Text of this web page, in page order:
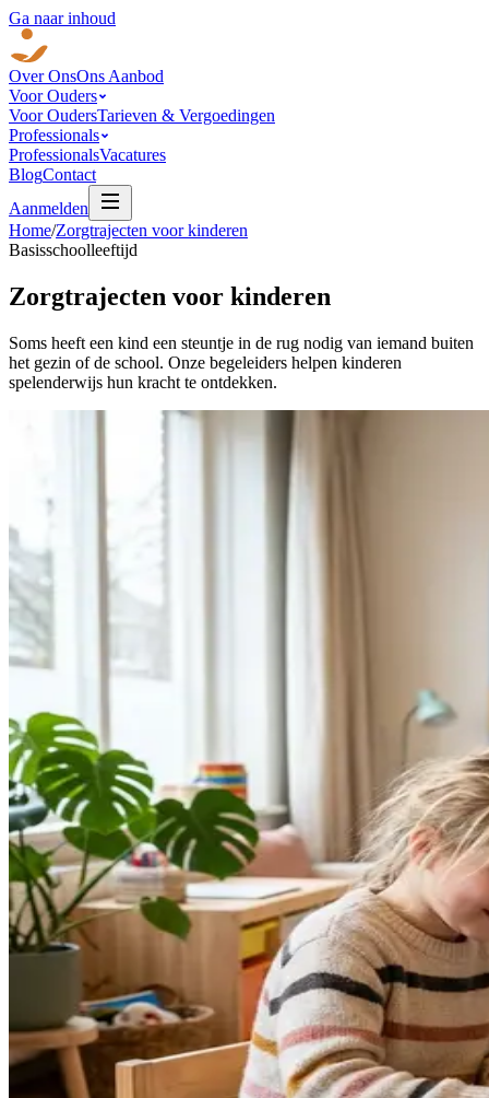
Ga naar inhoud
Over OnsOns Aanbod
Voor Ouders
Voor OudersTarieven & Vergoedingen
Professionals
ProfessionalsVacatures
BlogContact
Aanmelden
Home/Zorgtrajecten voor kinderen
Basisschoolleeftijd
Zorgtrajecten voor kinderen
Soms heeft een kind een steuntje in de rug nodig van iemand buiten
het gezin of de school. Onze begeleiders helpen kinderen
spelenderwijs hun kracht te ontdekken.